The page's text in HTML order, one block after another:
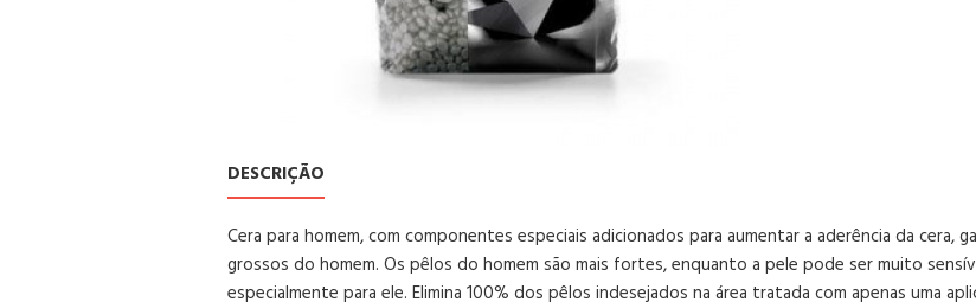
DESCRIÇÃO
Cera para homem, com componentes especiais adicionados para aumentar a aderência da cera,
grossos do homem. Os pêlos do homem são mais fortes, enquanto a pele pode ser muito
especialmente para ele. Elimina 100% dos pêlos indesejados na área tratada com apenas uma